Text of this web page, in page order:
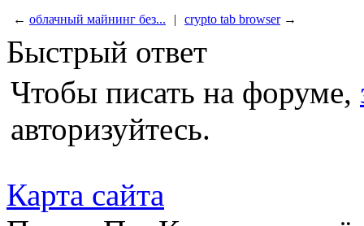
← облачный майнинг без... | crypto tab browser→
Быстрый ответ
Чтобы писать на форуме,
авторизуйтесь.
Карта сайта